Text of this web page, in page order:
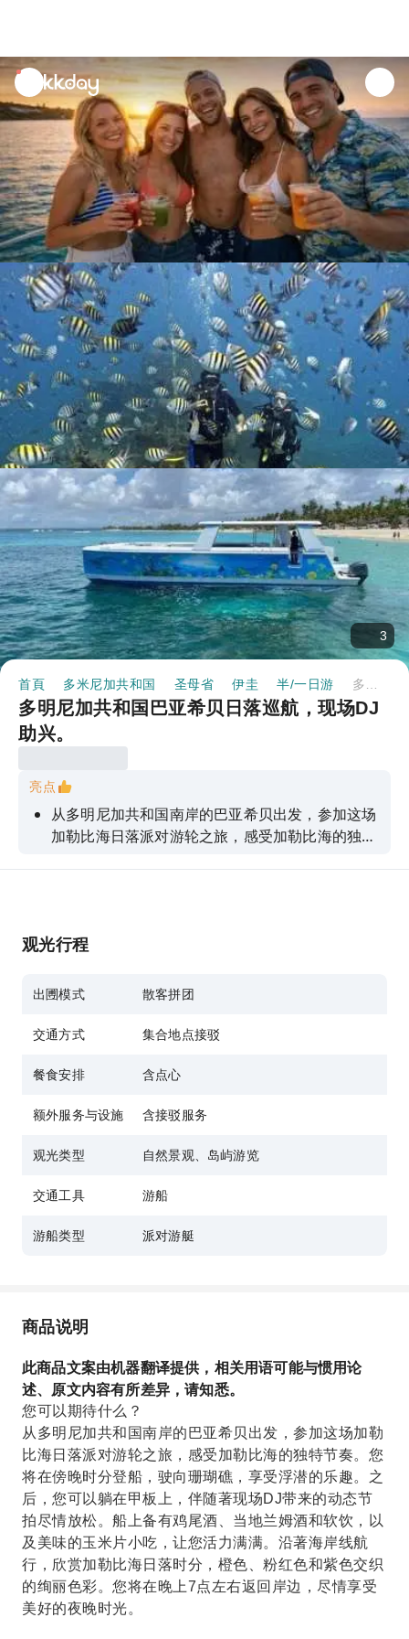
unread
notifications
3
首頁 多米尼加共和国 圣母省 伊圭 半/一日游
多明尼加共和国巴亚希贝日落巡航，现场DJ
助兴。
亮点
从多明尼加共和国南岸的巴亚希贝出发，参加这场
加勒比海日落派对游轮之旅，感受加勒比海的独特
力满满。沿著海岸线航行，欣赏加勒比海日落时
晚上7点左右返回岸边，尽情享受美好的夜晚时
观光行程
出圑模式 散客拼团
交通方式 集合地点接驳
餐食安排 含点心
额外服务与设施 含接驳服务
观光类型 自然景观、岛屿游览
交通工具 游船
游船类型 派对游艇
商品说明
此商品文案由机器翻译提供，相关用语可能与惯用论
述、原文内容有所差异，请知悉。
您可以期待什么？
从多明尼加共和国南岸的巴亚希贝出发，参加这场加勒
比海日落派对游轮之旅，感受加勒比海的独特节奏。您
将在傍晚时分登船，驶向珊瑚礁，享受浮潜的乐趣。之
后，您可以躺在甲板上，伴随著现场DJ带来的动态节
拍尽情放松。船上备有鸡尾酒、当地兰姆酒和软饮，以
及美味的玉米片小吃，让您活力满满。沿著海岸线航
行，欣赏加勒比海日落时分，橙色、粉红色和紫色交织
的绚丽色彩。您将在晚上7点左右返回岸边，尽情享受
美好的夜晚时光。